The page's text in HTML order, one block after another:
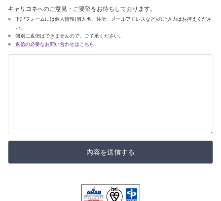
キャリコネへのご意見・ご要望をお待ちしております。
下記フォームには個人情報(個人名、住所、メールアドレスなど)のご入力はお控えくださ
い。
個別に返信はできませんので、ご了承ください。
返信の必要なお問い合わせはこちら
内容を送信する